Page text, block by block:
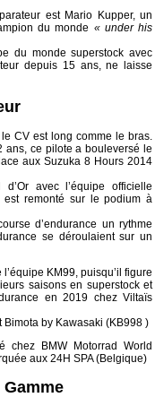
est Mario Kupper, un
du monde « under his
du monde superstock avec
depuis 15 ans, ne laisse
CV est long comme le bras.
ans, ce pilote a bouleversé le
aux Suzuka 8 Hours 2014
avec l’équipe officielle
est remonté sur le podium à
d’endurance un rythme
se déroulaient sur un
KM99, puisqu’il figure
saisons en superstock et
en 2019 chez Viltaïs
by Kawasaki (KB998 )
chez BMW Motorrad World
aux 24H SPA (Belgique)